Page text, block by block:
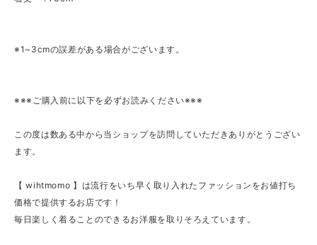
※1~3cmの誤差がある場合がございます。
※※※ご購入前に以下を必ずお読みください※※※
この度は数ある中から当ショップを訪問していただきありがとうござい
ます。
【 wihtmomo 】は流行をいち早く取り入れたファッションをお値打ち
価格で提供するお店です！
毎日楽しく着ることのできるお洋服を取りそろえています。